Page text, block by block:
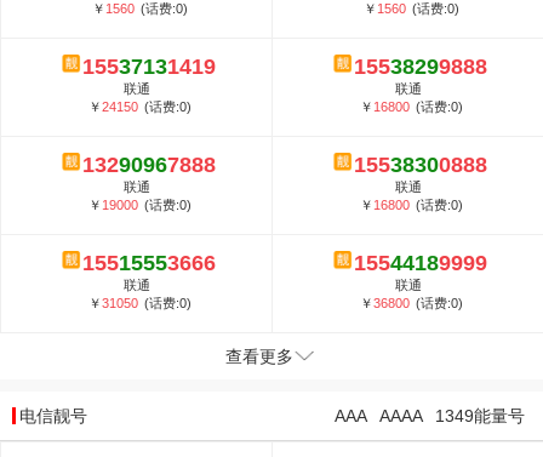
￥ 1560 (话费:0)
￥ 1560 (话费:0)
15537131419
联通
￥24150 (话费:0)
15538299888
联通
￥ 16800 (话费:0)
13290967888
联通
￥ 19000 (话费:0)
15538300888
联通
￥ 16800 (话费:0)
15515553666
联通
￥31050 (话费:0)
15544189999
联通
￥36800 (话费:0)
查看更多
电信靓号 1349能量号
AAAA
AAA